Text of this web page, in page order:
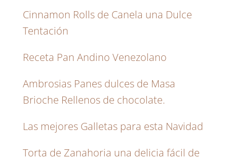
Cinnamon Rolls de Canela una Dulce
Tentación
Receta Pan Andino Venezolano
Ambrosias Panes dulces de Masa
Brioche Rellenos de chocolate.
Las mejores Galletas para esta Navidad
Torta de Zanahoria una delicia fácil de